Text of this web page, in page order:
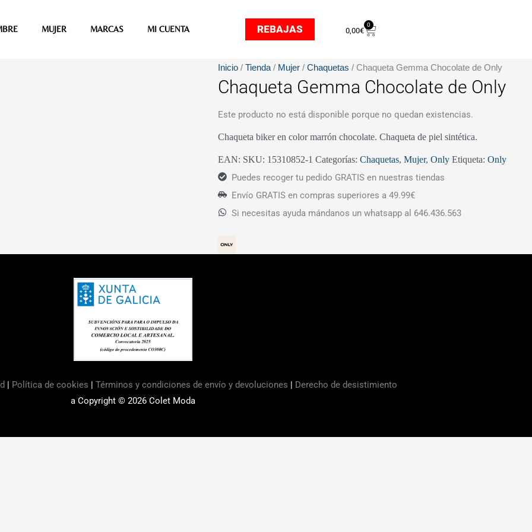
MUJER MARCAS MI CUENTA REBAJAS 0,00€
0
Carrito
Inicio /Tienda / Mujer /Chaquetas / Chaqueta Gemma Chocolate de Only
Chaqueta Gemma Chocolate de Only
Este producto no está disponible porque no quedan existencias.
Chaqueta biker en color marrón chocolate. Chaqueta de piel sintética.
EAN: SKU: 15310852-1 Categorías:Chaquetas,Mujer,Only Etiqueta:Only
Puedes recoger tu pedido GRATIS en nuestras tiendas
Envío GRATIS en compras superiores a 49.99€
Si necesitas ayuda mándanos un whatsapp al 646.436.563
| Política de cookies | Términos y condiciones de envío y devoluciones | Derecho de desistimiento
a Copyright © 2026 Colet Moda